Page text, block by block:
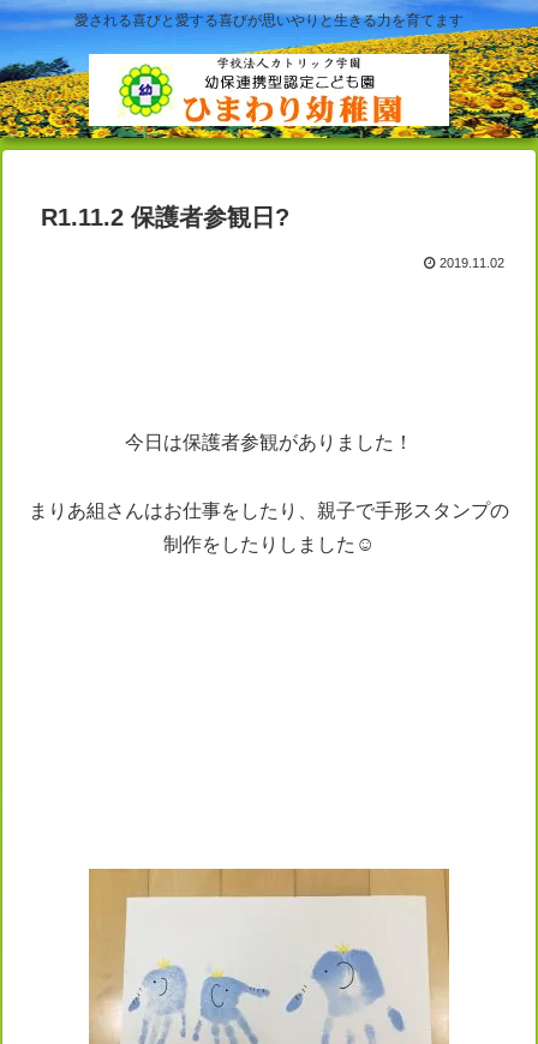
愛される喜びと愛する喜びが思いやりと生きる力を育てます
R1.11.2 保護者参観日?
2019.11.02
今日は保護者参観がありました！
まりあ組さんはお仕事をしたり、親子で手形スタンプの
制作をしたりしました☺️